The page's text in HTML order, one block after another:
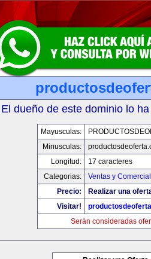
El dueño de este dominio lo
Mayusculas:
Minusculas:
Longitud:
17 caracteres
Categorias:
Ventas y
Precio:
Realizar una
Visitar!
Serán consideradas